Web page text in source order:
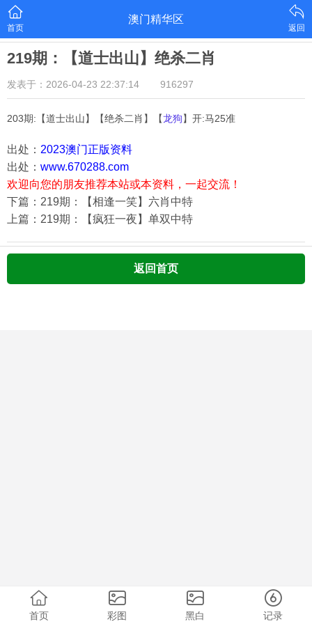
首页
澳门精华区
返回
219期：【道士出山】绝杀二肖
发表于：2026-04-23 22:37:14 916297
203期:【道士出山】【绝杀二肖】【龙狗】开:马25准
出处： 2023澳门正版资料
出处： www.670288.com
欢迎向您的朋友推荐本站或本资料，一起交流！
下篇：219期：【相逢一笑】六肖中特
上篇：219期：【疯狂一夜】单双中特
返回首页
首页 彩图 黑白 记录